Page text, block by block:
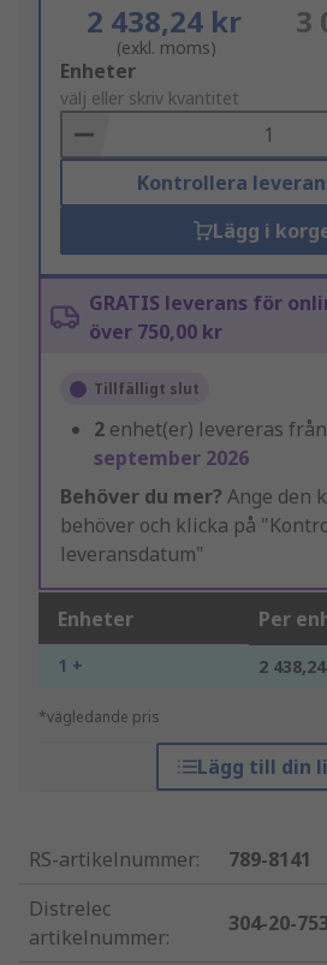
2 438,24 kr
(exkl. moms)
3
Add
to
Basket
Enheter
välj eller skriv kvantitet
Kontrollera
Lägg i
GRATIS leverans för
över 750,00 kr
Tillfälligt slut
2 enhet(er) levereras
september 2026
Behöver du mer? Ange den
behöver och klicka på
leveransdatum"
Enheter Per
1 + 2
*vägledande pris
Lägg till din
RS-artikelnummer:
789-8141
Distrelec
artikelnummer:
304-20-753